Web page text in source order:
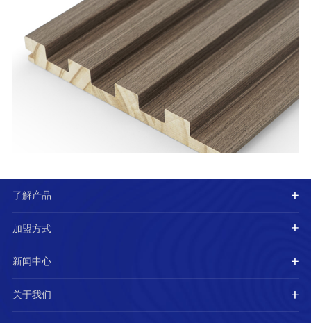
了解产品
加盟方式
新闻中心
关于我们